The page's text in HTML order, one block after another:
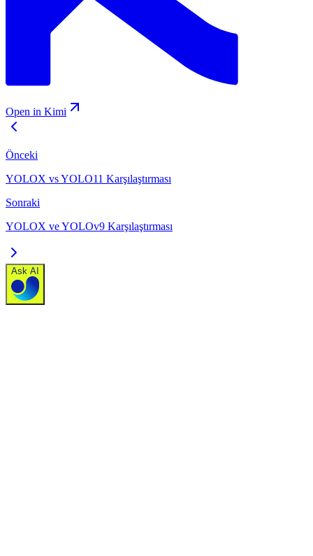
Open in Kimi
Önceki
YOLOX vs YOLO11 Karşılaştırması
Sonraki
YOLOX ve YOLOv9 Karşılaştırması
Ask AI